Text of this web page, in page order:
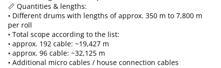
📏 Quantities & lengths:
• Different drums with lengths of approx. 350 m to 7,800 m
per roll
• Total scope according to the list:
• approx. 192 cable: ~19,427 m
• approx. 96 cable: ~32,125 m
• Additional micro cables / house connection cables